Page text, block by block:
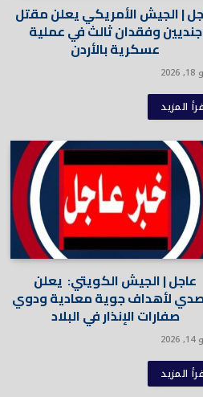
| الجيش الأمريكي يعلن مقتل
جنديين وفقدان ثالث في عملية
عسكرية بالأردن
المزيد
عاجل | الجيش الكويتي: يعلن
لأهداف جوية معادية ودوي
صفارات الإنذار في البلاد
المزيد